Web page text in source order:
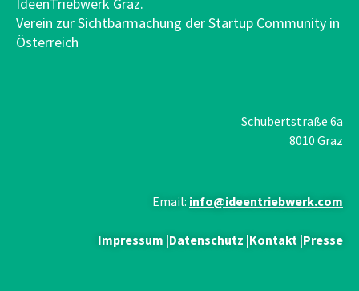
Verein zur Sichtbarmachung der Startup Community in
Österreich
Schubertstraße 6a
8010 Graz
Email: info@ideentriebwerk.com
Impressum |Datenschutz |Kontakt |Presse